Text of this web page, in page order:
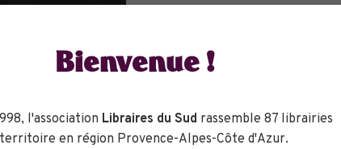
à un atelier dessin sur la thématique de Noël : « Je
Places limitées, sur inscription directement dans votre
Bienvenue !
l'association Libraires du Sud rassemble 87 librairies
en région Provence-Alpes-Côte d'Azur.